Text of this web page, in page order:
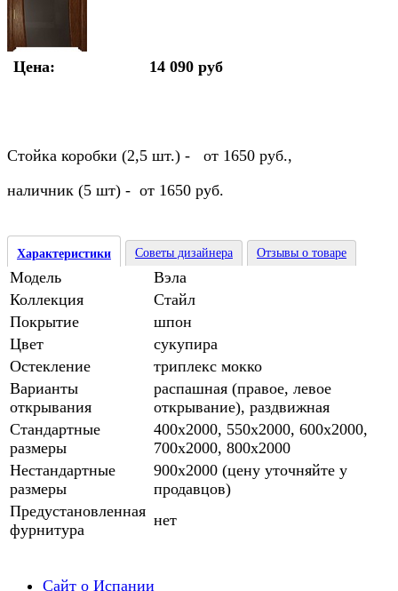
Цена: 14 090 руб
Стойка коробки (2,5 шт.) - от 1650 руб.,
наличник (5 шт) - от 1650 руб.
Характеристики Советы дизайнера Отзывы о товаре
Модель
Вэла
Коллекция
Стайл
Покрытие
шпон
Цвет
сукупира
Остекление
триплекс мокко
Варианты
открывания
распашная (правое, левое
открывание), раздвижная
Стандартные
размеры
400х2000, 550х2000, 600х2000,
700х2000, 800х2000
Нестандартные
размеры
900х2000 (цену уточняйте у
продавцов)
Предустановленная
фурнитура
нет
Сайт о Испании